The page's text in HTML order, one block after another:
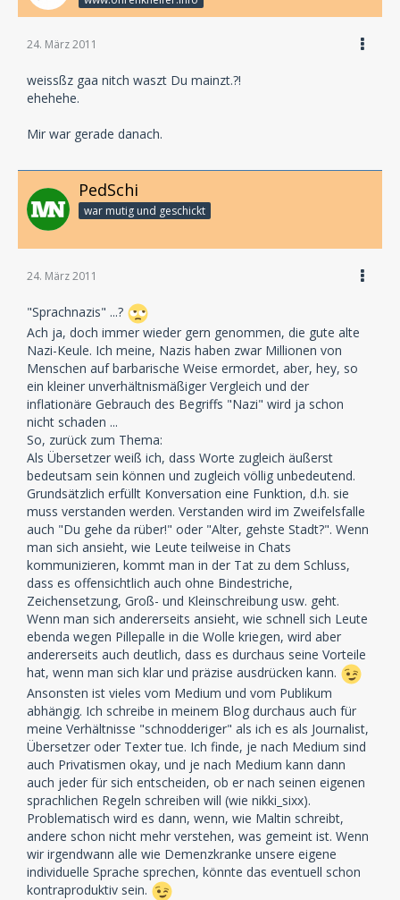
24. März 2011
weissßz gaa nitch waszt Du mainzt.?!
ehehehe.
Mir war gerade danach.
PedSchi
war mutig und geschickt
24. März 2011
"Sprachnazis" ...?
Ach ja, doch immer wieder gern genommen, die gute alte
Nazi-Keule. Ich meine, Nazis haben zwar Millionen von
Menschen auf barbarische Weise ermordet, aber, hey, so
ein kleiner unverhältnismäßiger Vergleich und der
inflationäre Gebrauch des Begriffs "Nazi" wird ja schon
nicht schaden ...
So, zurück zum Thema:
Als Übersetzer weiß ich, dass Worte zugleich äußerst
bedeutsam sein können und zugleich völlig unbedeutend.
Grundsätzlich erfüllt Konversation eine Funktion, d.h. sie
muss verstanden werden. Verstanden wird im Zweifelsfalle
auch "Du gehe da rüber!" oder "Alter, gehste Stadt?". Wenn
man sich ansieht, wie Leute teilweise in Chats
kommunizieren, kommt man in der Tat zu dem Schluss,
dass es offensichtlich auch ohne Bindestriche,
Zeichensetzung, Groß- und Kleinschreibung usw. geht.
Wenn man sich andererseits ansieht, wie schnell sich Leute
ebenda wegen Pillepalle in die Wolle kriegen, wird aber
andererseits auch deutlich, dass es durchaus seine Vorteile
hat, wenn man sich klar und präzise ausdrücken kann.
Ansonsten ist vieles vom Medium und vom Publikum
abhängig. Ich schreibe in meinem Blog durchaus auch für
meine Verhältnisse "schnodderiger" als ich es als Journalist,
Übersetzer oder Texter tue. Ich finde, je nach Medium sind
auch Privatismen okay, und je nach Medium kann dann
auch jeder für sich entscheiden, ob er nach seinen eigenen
sprachlichen Regeln schreiben will (wie nikki_sixx).
Problematisch wird es dann, wenn, wie Maltin schreibt,
andere schon nicht mehr verstehen, was gemeint ist. Wenn
wir irgendwann alle wie Demenzkranke unsere eigene
individuelle Sprache sprechen, könnte das eventuell schon
kontraproduktiv sein.